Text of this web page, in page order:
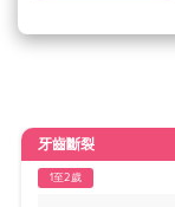
牙齒斷裂
1至2歲